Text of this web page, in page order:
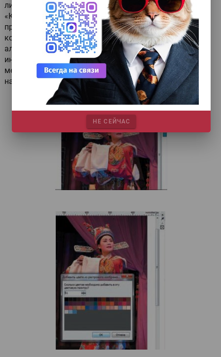
линии) новым интерактивным способом — докер
«Координаты объекта» (Object Coordinates). Живой
предварительный просмотр, набор популярных
команд (размер, координаты, угол), базовые фигуры,
альтернативные режимы (ввод точных значений и
интерактивный)… Для кого-то окажется полезным,
меня же вполне устраивают динамические
направляющие и докер «Преобразования».
НЕ СЕЙЧАС